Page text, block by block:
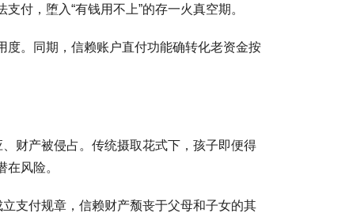
付，堕入“有钱用不上”的存一火真空期。
。同期，信赖账户直付功能确转化老资金按
财产被侵占。传统摄取花式下，孩子即便得
风险。
支付规章，信赖财产颓丧于父母和子女的其